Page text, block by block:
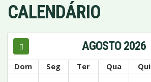
CALENDÁRIO
AGOSTO 2026
Dom Seg Ter Qua Qui